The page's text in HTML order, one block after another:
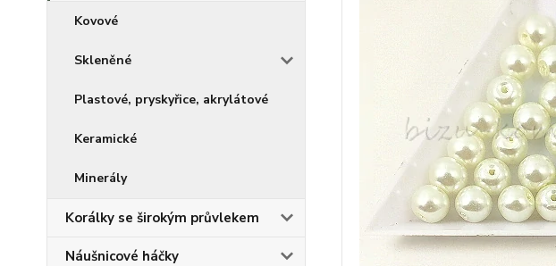
Kovové
Skleněné
Plastové, pryskyřice, akrylátové
Keramické
Minerály
Korálky se širokým průvlekem
Náušnicové háčky